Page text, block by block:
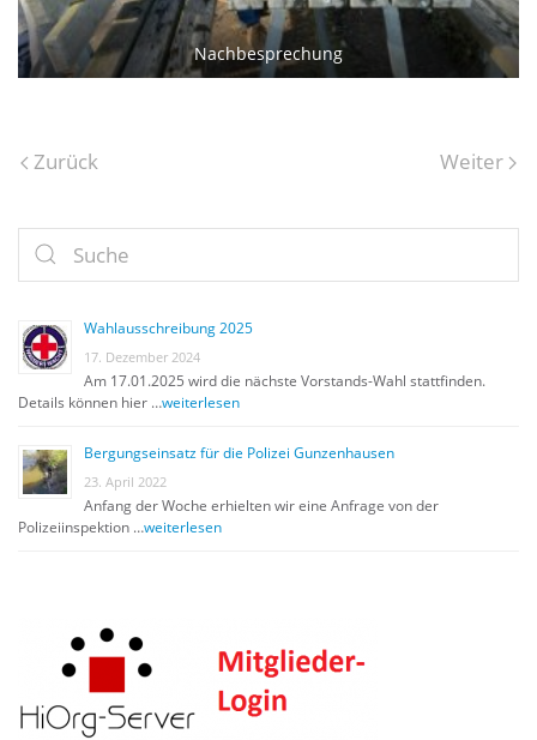
Nachbesprechung
Zurück Weiter
Wahlausschreibung 2025
17. Dezember 2024
Am 17.01.2025 wird die nächste Vorstands-Wahl stattfinden.
Details können hier …weiterlesen
Bergungseinsatz für die Polizei Gunzenhausen
23. April 2022
Anfang der Woche erhielten wir eine Anfrage von der
Polizeiinspektion …weiterlesen